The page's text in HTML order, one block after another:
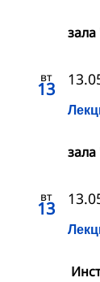
вт
13
вт
13